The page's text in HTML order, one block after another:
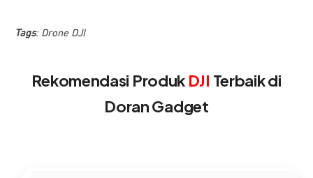
Tags: Drone DJI
Rekomendasi Produk DJI Terbaik di
Doran Gadget